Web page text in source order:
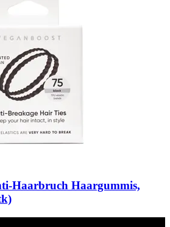
​Haarbruch Haargummis,